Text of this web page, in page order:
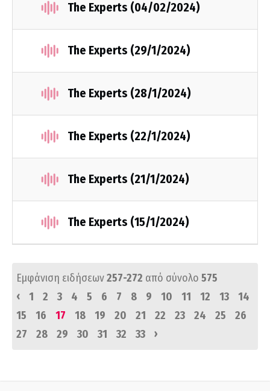
The Experts (04/02/2024)
The Experts (29/1/2024)
The Experts (28/1/2024)
The Experts (22/1/2024)
The Experts (21/1/2024)
The Experts (15/1/2024)
Εμφάνιση ειδήσεων257-272 από σύνολο 575
‹
1 2 3 4 5 6 7 8 9 10 11 12 13
14
15
16 17 18 19 20 21 22 23 24 25
26
27
28 29 30 31 32 33 ›